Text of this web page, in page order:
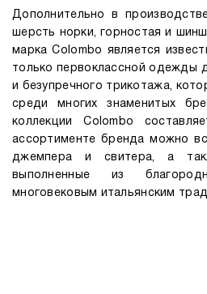
Дополнительно в
шерсть норки, горностая и
марка Colombo является
только первоклассной одежды
и безупречного трикотажа,
среди многих знаменитых
коллекции Colombo
ассортименте бренда можно
джемпера и свитера, а
выполненные из
многовековым итальянским